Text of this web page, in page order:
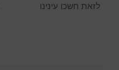
לזאת חשכו עינינו